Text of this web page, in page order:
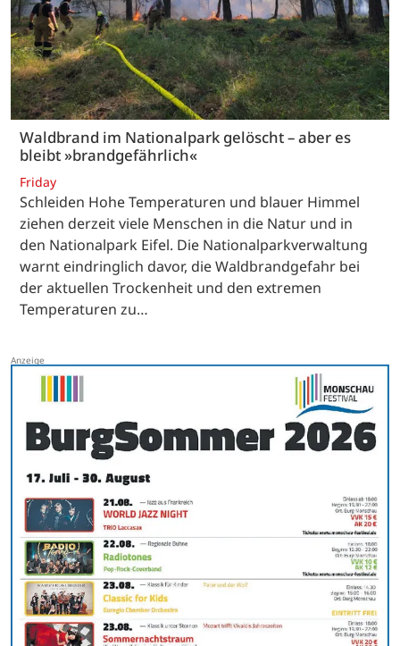
Waldbrand im Nationalpark gelöscht – aber es
bleibt »brandgefährlich«
Friday
Schleiden Hohe Temperaturen und blauer Himmel
ziehen derzeit viele Menschen in die Natur und in
den Nationalpark Eifel. Die Nationalparkverwaltung
warnt eindringlich davor, die Waldbrandgefahr bei
der aktuellen Trockenheit und den extremen
Temperaturen zu…